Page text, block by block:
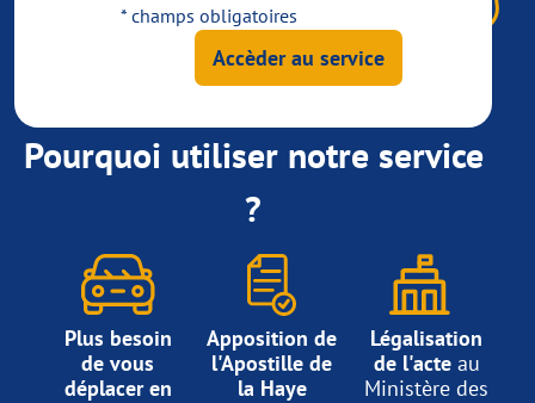
* champs obligatoires
Accèder au service
Pourquoi utiliser notre service
?
Plus besoin
de vous
déplacer en
Apposition de
l'Apostille de
la Haye
Légalisation
de l'acteau
Ministère des